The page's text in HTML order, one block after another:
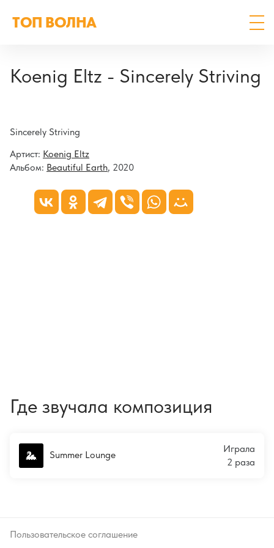
ТОП ВОЛНА
Koenig Eltz - Sincerely Striving
Sincerely Striving
Артист: Koenig Eltz
Альбом: Beautiful Earth, 2020
Где звучала композиция
Summer Lounge
Играла
2 раза
Пользовательское соглашение